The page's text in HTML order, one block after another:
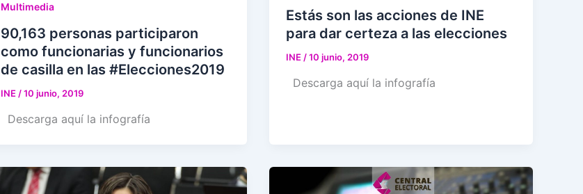
Multimedia
90,163 personas participaron
como funcionarias y funcionarios
de casilla en las #Elecciones2019
INE /10 junio, 2019
Descarga aquí la infografía
Estás son las acciones de INE
para dar certeza a las elecciones
INE /10 junio, 2019
Descarga aquí la infografía